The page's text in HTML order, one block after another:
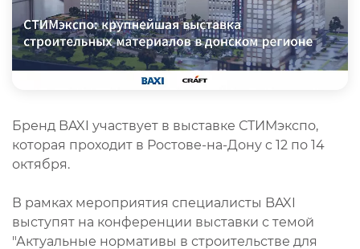
Бренд BAXI участвует в выставке СТИМэкспо,
которая проходит в Ростове-на-Дону c 12 по 14
октября.
В рамках мероприятия специалисты BAXI
выступят на конференции выставки с темой
"Актуальные нормативы в строительстве для